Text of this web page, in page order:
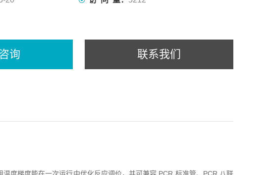
询 联系我们